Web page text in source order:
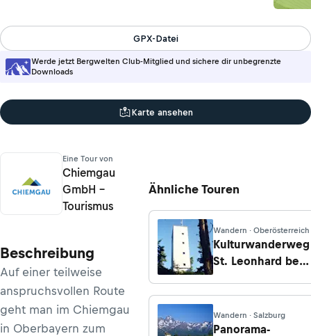
Werde jetzt Bergwelten Club-Mitglied und sichere dir unbegrenzte
Downloads
GPX-Datei
Karte ansehen
Eine Tour von
Chiemgau
GmbH –
Tourismus
Beschreibung
Auf einer teilweise
anspruchsvollen Route
geht man im Chiemgau
in Oberbayern zum
Ähnliche Touren
Wandern · Oberösterreich
Kulturwanderweg
St. Leonhard bei
Wandern · Salzburg
Panorama-